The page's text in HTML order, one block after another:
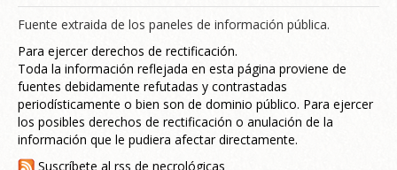
Fuente extraida de los paneles de información pública.
Para ejercer derechos de rectificación.
Toda la información reflejada en esta página proviene de
fuentes debidamente refutadas y contrastadas
periodísticamente o bien son de dominio público. Para ejercer
los posibles derechos de rectificación o anulación de la
información que le pudiera afectar directamente.
Suscríbete al rss de necrológicas